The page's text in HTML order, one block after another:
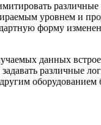
уровнем и
форму
данных
различные